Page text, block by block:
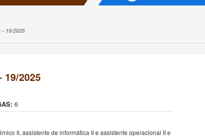
- 19/2025
19/2025
6
II, assistente de informática II e assistente operacional II e